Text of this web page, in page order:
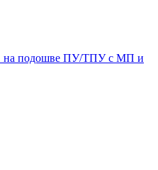
на подошве ПУ/ТПУ с МП и